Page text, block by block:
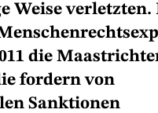
Weise verletzten.
die
fordern von
Sanktionen